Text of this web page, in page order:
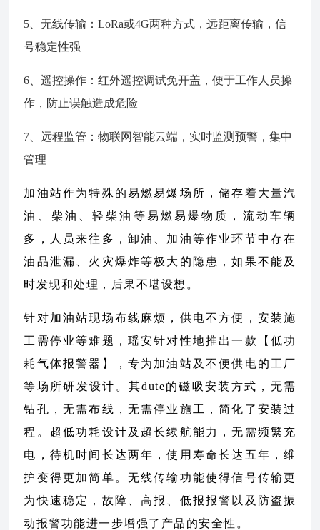
5、无线传输：LoRa或4G两种方式，远距离传输，信
号稳定性强
6、遥控操作：红外遥控调试免开盖，便于工作人员操
作，防止误触造成危险
7、远程监管：物联网智能云端，实时监测预警，集中
管理
加油站作为特殊的易燃易爆场所，储存着大量汽
油、柴油、轻柴油等易燃易爆物质，流动车辆
多，人员来往多，卸油、加油等作业环节中存在
油品泄漏、火灾爆炸等极大的隐患，如果不能及
时发现和处理，后果不堪设想。
针对加油站现场布线麻烦，供电不方便，安装施
工需停业等难题，瑶安针对性地推出一款【低功
耗气体报警器】，专为加油站及不便供电的工厂
等场所研发设计。其dute的磁吸安装方式，无需
钻孔，无需布线，无需停业施工，简化了安装过
程。超低功耗设计及超长续航能力，无需频繁充
电，待机时间长达两年，使用寿命长达五年，维
护变得更加简单。无线传输功能使得信号传输更
为快速稳定，故障、高报、低报报警以及防盗振
动报警功能进一步增强了产品的安全性。